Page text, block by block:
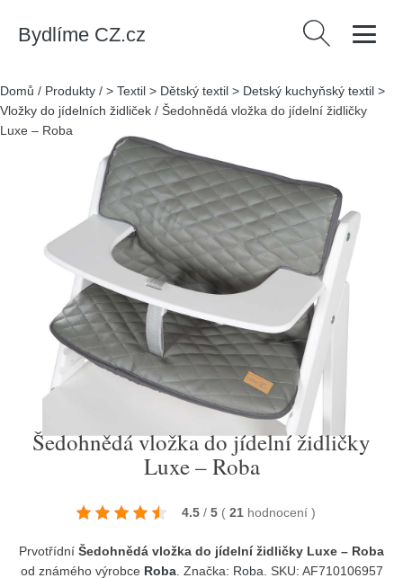
Bydlíme CZ.cz Vyhledávání
Domů / Produkty / > Textil > Dětský textil > Detský kuchyňský textil >
Vložky do jídelních židliček / Šedohnědá vložka do jídelní židličky
Luxe – Roba
Šedohnědá vložka do jídelní židličky
Luxe – Roba
4.5 / 5 ( 21 hodnocení )
Prvotřídní Šedohnědá vložka do jídelní židličky Luxe – Roba
od známého výrobce Roba. Značka: Roba . SKU: AF710106957